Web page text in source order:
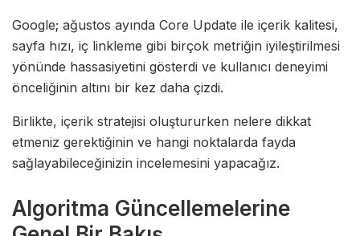
Google; ağustos ayında Core Update ile içerik kalitesi,
sayfa hızı, iç linkleme gibi birçok metriğin iyileştirilmesi
yönünde hassasiyetini gösterdi ve kullanıcı deneyimi
önceliğinin altını bir kez daha çizdi.
Birlikte, içerik stratejisi oluştururken nelere dikkat
etmeniz gerektiğinin ve hangi noktalarda fayda
sağlayabileceğinizin incelemesini yapacağız.
Algoritma Güncellemelerine